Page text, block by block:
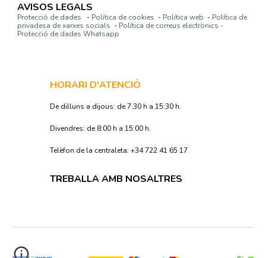
AVISOS LEGALS
Protecció de dades - Política de cookies - Política web - Política de
privadesa de xarxes socials - Política de correus electrònics -
Protecció de dades Whatsapp
HORARI D'ATENCIÓ
De dilluns a dijous: de 7:30 h a 15:30 h.
Divendres: de 8:00 h a 15:00 h.
Telèfon de la centraleta: +34 722 41 65 17
TREBALLA AMB NOSALTRES